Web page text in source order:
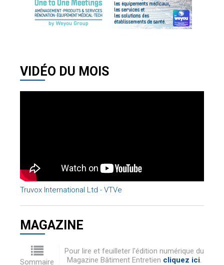
VIDÉO DU MOIS
Truvox International Ltd - VTVe
MAGAZINE
Sommaire
Pour lire et feuilleter l'édition numérique du
Magazine Bâtiment Entretien cliquez ici.